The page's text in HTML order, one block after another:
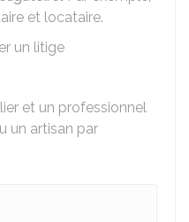
et locataire.
un litige
et un professionnel
un artisan par